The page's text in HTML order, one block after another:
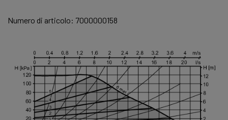
Numero di articolo: 7000000158